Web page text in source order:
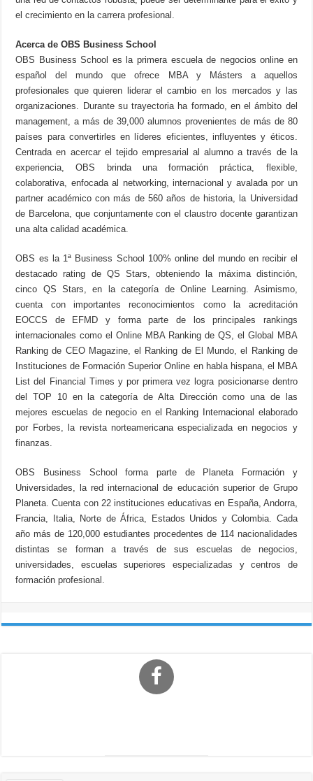
el crecimiento en la carrera profesional.
Acerca de OBS Business School
OBS Business School es la primera escuela de negocios online en
español del mundo que ofrece MBA y Másters a aquellos
profesionales que quieren liderar el cambio en los mercados y las
organizaciones. Durante su trayectoria ha formado, en el ámbito del
management, a más de 39,000 alumnos provenientes de más de 80
países para convertirles en líderes eficientes, influyentes y éticos.
Centrada en acercar el tejido empresarial al alumno a través de la
experiencia, OBS brinda una formación práctica, flexible,
colaborativa, enfocada al networking, internacional y avalada por un
partner académico con más de 560 años de historia, la Universidad
de Barcelona, que conjuntamente con el claustro docente garantizan
una alta calidad académica.
OBS es la 1ª Business School 100% online del mundo en recibir el
destacado rating de QS Stars, obteniendo la máxima distinción,
cinco QS Stars, en la categoría de Online Learning. Asimismo,
cuenta con importantes reconocimientos como la acreditación
EOCCS de EFMD y forma parte de los principales rankings
internacionales como el Online MBA Ranking de QS, el Global MBA
Ranking de CEO Magazine, el Ranking de El Mundo, el Ranking de
Instituciones de Formación Superior Online en habla hispana, el MBA
List del Financial Times y por primera vez logra posicionarse dentro
del TOP 10 en la categoría de Alta Dirección como una de las
mejores escuelas de negocio en el Ranking Internacional elaborado
por Forbes, la revista norteamericana especializada en negocios y
finanzas.
OBS Business School forma parte de Planeta Formación y
Universidades, la red internacional de educación superior de Grupo
Planeta. Cuenta con 22 instituciones educativas en España, Andorra,
Francia, Italia, Norte de África, Estados Unidos y Colombia. Cada
año más de 120,000 estudiantes procedentes de 114 nacionalidades
distintas se forman a través de sus escuelas de negocios,
universidades, escuelas superiores especializadas y centros de
formación profesional.